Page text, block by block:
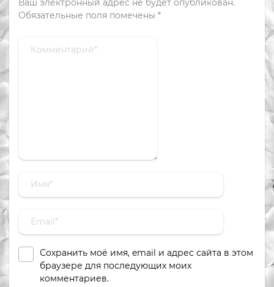
Ваш электронный адрес не будет опубликован.
Обязательные поля помечены *
Сохранить моё имя, email и адрес сайта в этом
браузере для последующих моих
комментариев.